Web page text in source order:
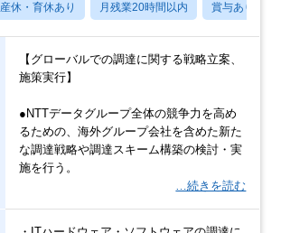
産休・育休あり 月残業20時間以内 賞与あり
【グローバルでの調達に関する戦略立案、
施策実行】
●NTTデータグループ全体の競争力を高め
るための、海外グループ会社を含めた新た
な調達戦略や調達スキーム構築の検討・実
施を行う。
…続きを読む